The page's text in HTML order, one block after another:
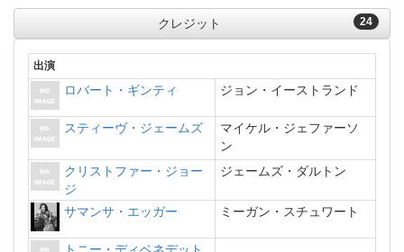
24
クレジット
出演
ロバート・ギンティ ジョン・イーストランド
スティーヴ・ジェームズ
マイケル・ジェファーソ
ン
クリストファー・ジョー
ジ
ジェームズ・ダルトン
サマンサ・エッガー ミーガン・スチュワート